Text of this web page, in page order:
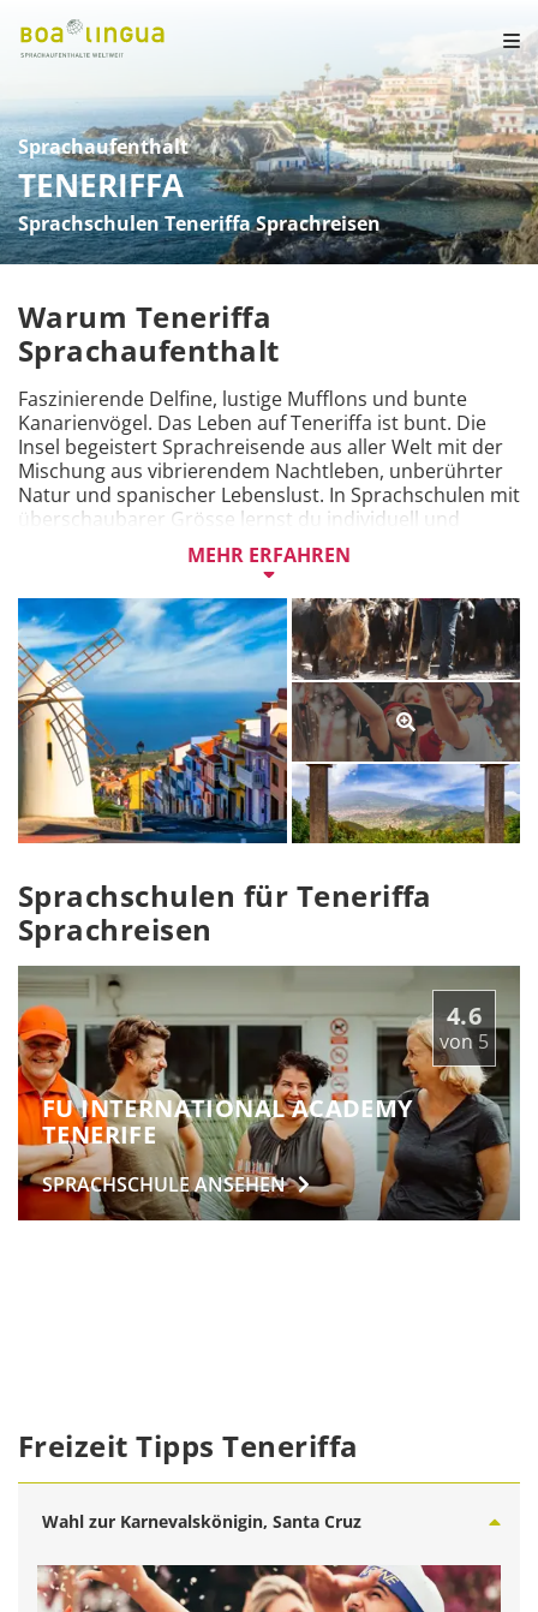
Sprachaufenthalt
TENERIFFA
Sprachschulen Teneriffa Sprachreisen
Warum Teneriffa
Sprachaufenthalt
Faszinierende Delfine, lustige Mufflons und bunte
Kanarienvögel. Das Leben auf Teneriffa ist bunt. Die
Insel begeistert Sprachreisende aus aller Welt mit der
Mischung aus vibrierendem Nachtleben, unberührter
Natur und spanischer Lebenslust. In Sprachschulen mit
überschaubarer Grösse lernst du individuell und
Mit Spanisch im Gepäck eroberst du den Vulkan Teide –
und wirst mit einem atemberaubenden Ausblick auf
3.715 Metern belohnt. In Santa Cruz feierst du auf dem
grössten Karnevalsfest Europas. Und am Playa del
Médano arbeitest du an deinem Teint - ganzjährig. Mit
interessanten Mitschülern aus aller Welt erkundest du
die Insel und die spanische Lebenslust. Viva la Vida!
Eine Woche Sprachkurs in Teneriffa gibt es ab 198 CHF.
Auf dem Boa Lingua SCHOOL FINDER kannst du alle
Sprachschulen in Teneriffa vergleichen. Deine Offerte
kannst du online erstellen und buchen.
MEHR ERFAHREN
Sprachschulen für Teneriffa
Sprachreisen
FU INTERNATIONAL ACADEMY
TENERIFE
SPRACHSCHULEANSEHEN
4.6
von 5
Freizeit Tipps Teneriffa
Wahl zur Karnevalskönigin, Santa Cruz